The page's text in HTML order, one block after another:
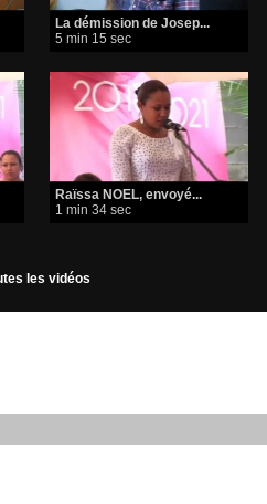
La démission de Josep...
5 min 15 sec
Raïssa NOEL, envoyé...
1 min 34 sec
les vidéos